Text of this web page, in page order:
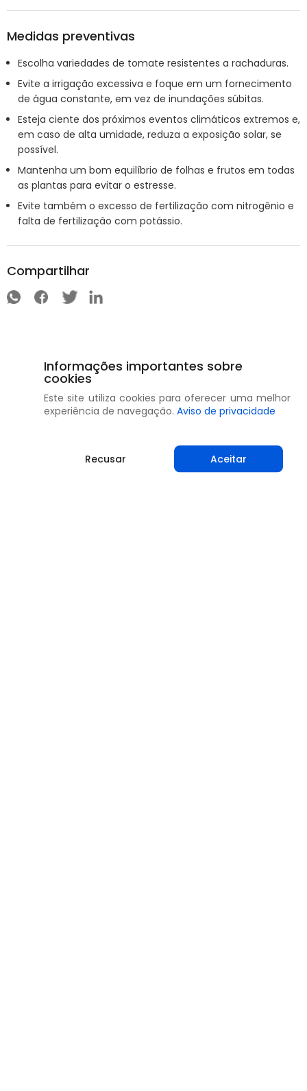
Medidas preventivas
Escolha variedades de tomate resistentes a rachaduras.
Evite a irrigação excessiva e foque em um fornecimento
de água constante, em vez de inundações súbitas.
Esteja ciente dos próximos eventos climáticos extremos e,
em caso de alta umidade, reduza a exposição solar, se
possível.
Mantenha um bom equilíbrio de folhas e frutos em todas
as plantas para evitar o estresse.
Evite também o excesso de fertilização com nitrogênio e
falta de fertilização com potássio.
Compartilhar
Informações importantes sobre
cookies
Este site utiliza cookies para oferecer uma melhor
experiência de navegação. Aviso de privacidade
Recusar Aceitar